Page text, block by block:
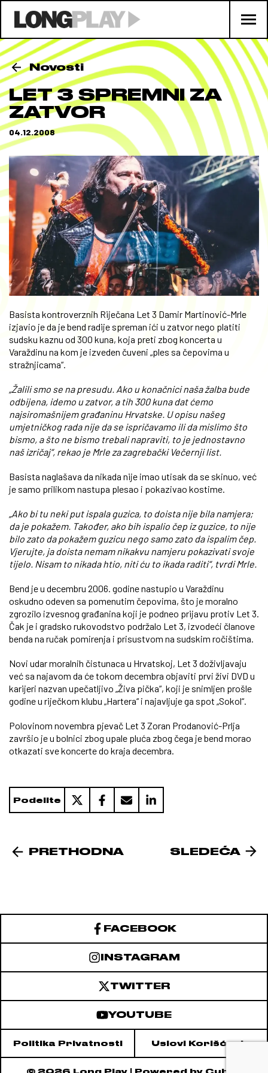
Novosti
LET 3 SPREMNI ZA
ZATVOR
04.12.2008
Basista kontroverznih Riječana Let 3 Damir Martinović-Mrle
izjavio je da je bend radije spreman ići u zatvor nego platiti
sudsku kaznu od 300 kuna, koja preti zbog koncerta u
Varaždinu na kom je izveden čuveni „ples sa čepovima u
stražnjicama“.
„Žalili smo se na presudu. Ako u konačnici naša žalba bude
odbijena, idemo u zatvor, a tih 300 kuna dat ćemo
najsiromašnijem građaninu Hrvatske. U opisu našeg
umjetničkog rada nije da se ispričavamo ili da mislimo što
bismo, a što ne bismo trebali napraviti, to je jednostavno
naš izričaj“, rekao je Mrle za zagrebački Večernji list.
Basista naglašava da nikada nije imao utisak da se skinuo, već
je samo prilikom nastupa plesao i pokazivao kostime.
„Ako bi tu neki put ispala guzica, to doista nije bila namjera;
da je pokažem. Također, ako bih ispalio čep iz guzice, to nije
bilo zato da pokažem guzicu nego samo zato da ispalim čep.
Vjerujte, ja doista nemam nikakvu namjeru pokazivati svoje
tijelo. Nisam to nikada htio, niti ću to ikada raditi“, tvrdi Mrle.
Bend je u decembru 2006. godine nastupio u Varaždinu
oskudno odeven sa pomenutim čepovima, što je moralno
zgrozilo izvesnog građanina koji je podneo prijavu protiv Let 3.
Čak je i gradsko rukovodstvo podržalo Let 3, izvodeći članove
benda na ručak pomirenja i prisustvom na sudskim ročištima.
Novi udar moralnih čistunaca u Hrvatskoj, Let 3 doživljavaju
već sa najavom da će tokom decembra objaviti prvi živi DVD u
karijeri nazvan upečatljivo „Živa pička“, koji je snimljen prošle
godine u riječkom klubu „Hartera“ i najavljuje ga spot „Sokol“.
Polovinom novembra pjevač Let 3 Zoran Prodanović-Prlja
završio je u bolnici zbog upale pluća zbog čega je bend morao
otkazati sve koncerte do kraja decembra.
Podelite
PRETHODNA SLEDEĆA
FACEBOOK
INSTAGRAM
TWITTER
YOUTUBE
Politika Privatnosti Uslovi Korišćenja